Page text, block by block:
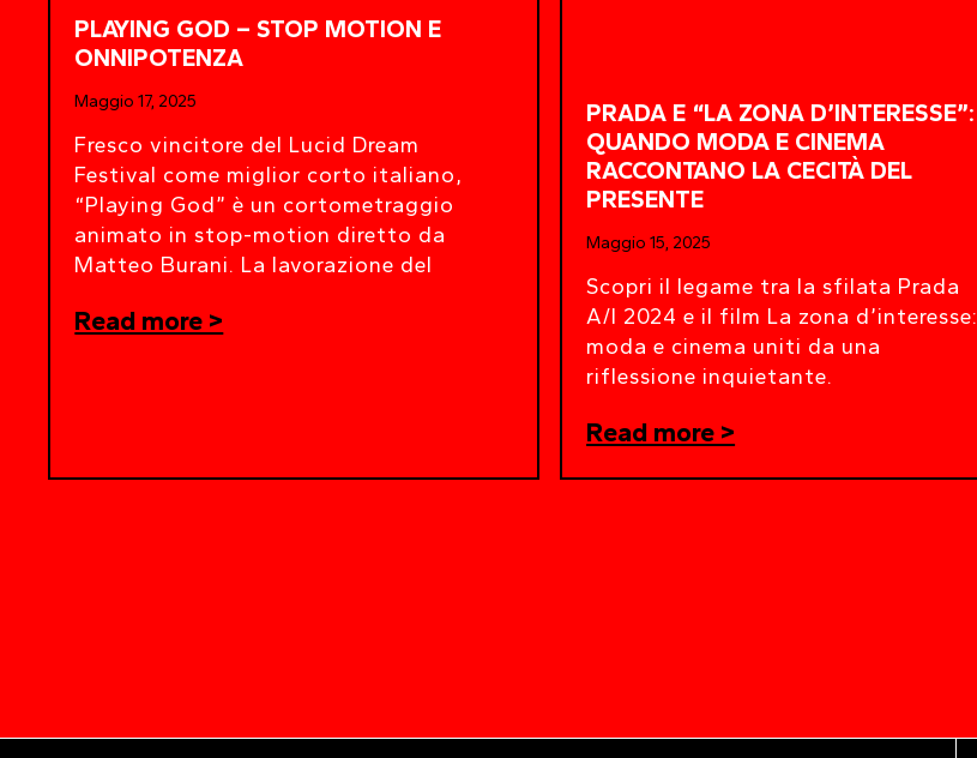
PLAYING GOD – STOP MOTION E
ONNIPOTENZA
Maggio 17, 2025
Fresco vincitore del Lucid Dream
Festival come miglior corto italiano,
“Playing God” è un cortometraggio
animato in stop-motion diretto da
Matteo Burani. La lavorazione del
Read more >
PRADA E “LA ZONA D’INTERESSE”:
QUANDO MODA E CINEMA
RACCONTANO LA CECITÀ DEL
PRESENTE
Maggio 15, 2025
Scopri il legame tra la sfilata Prada
A/I 2024 e il film La zona d’interesse:
moda e cinema uniti da una
riflessione inquietante.
Read more >